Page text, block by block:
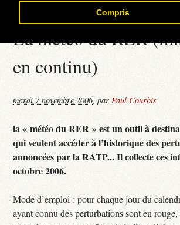
Compris
La météo du RER
en continu)
mardi 7 novembre 2006,parPaul Courbis
la « météo du RER » est un outil à
qui veulent accéder à l’historique des
annoncées par la RATP... Il collecte ces
octobre 2006.
Mode d’emploi : pour chaque jour du
ayant connu des perturbations sont en